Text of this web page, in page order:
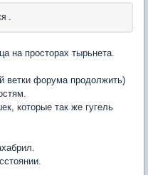
.
на просторах тырьнета.
ветки форума продолжить)
которые так же гугель